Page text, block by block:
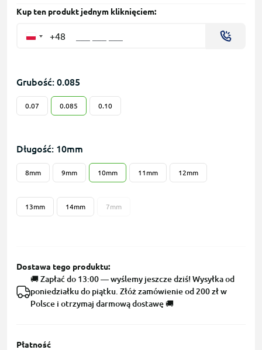
Kup ten produkt jednym kliknięciem:
+48
Grubość: 0.085
0.07 0.085 0.10
Długość: 10mm
8mm 9mm 10mm 11mm 12mm
13mm 14mm 7mm
Dostawa tego produktu:
🚚 Zapłać do 13:00 — wyślemy jeszcze dziś! Wysyłka od
poniedziałku do piątku. Złóż zamówienie od 200 zł w
Polsce i otrzymaj darmową dostawę 🚚
Płatność